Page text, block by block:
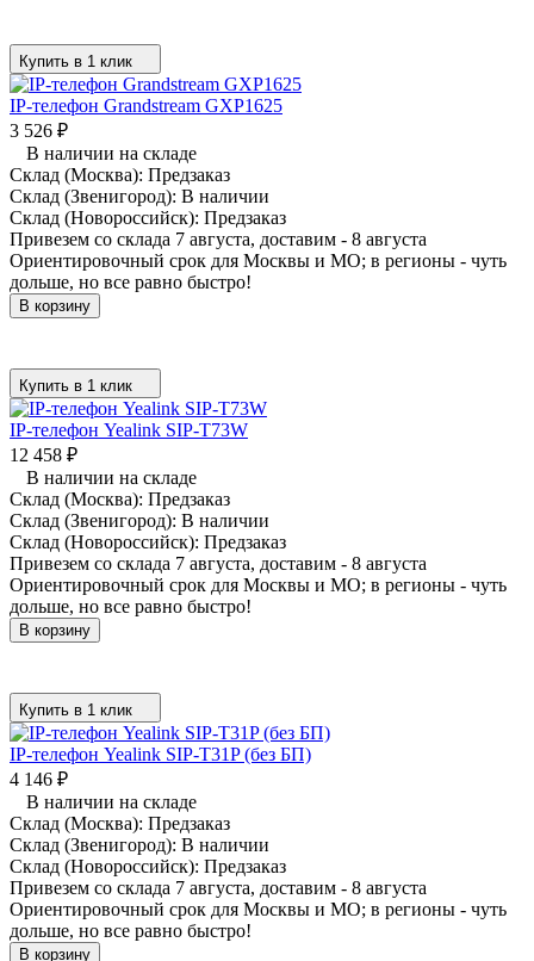
Купить в 1 клик
IP-телефон Grandstream GXP1625
3 526 ₽
В наличии на складе
Склад (Москва): Предзаказ
Склад (Звенигород): В наличии
Склад (Новороссийск): Предзаказ
Привезем со склада 7 августа, доставим - 8 августа
Ориентировочный срок для Москвы и МО; в регионы - чуть
дольше, но все равно быстро!
В корзину
Купить в 1 клик
IP-телефон Yealink SIP-T73W
12 458 ₽
В наличии на складе
Склад (Москва): Предзаказ
Склад (Звенигород): В наличии
Склад (Новороссийск): Предзаказ
Привезем со склада 7 августа, доставим - 8 августа
Ориентировочный срок для Москвы и МО; в регионы - чуть
дольше, но все равно быстро!
В корзину
Купить в 1 клик
IP-телефон Yealink SIP-T31P (без БП)
4 146 ₽
В наличии на складе
Склад (Москва): Предзаказ
Склад (Звенигород): В наличии
Склад (Новороссийск): Предзаказ
Привезем со склада 7 августа, доставим - 8 августа
Ориентировочный срок для Москвы и МО; в регионы - чуть
дольше, но все равно быстро!
В корзину